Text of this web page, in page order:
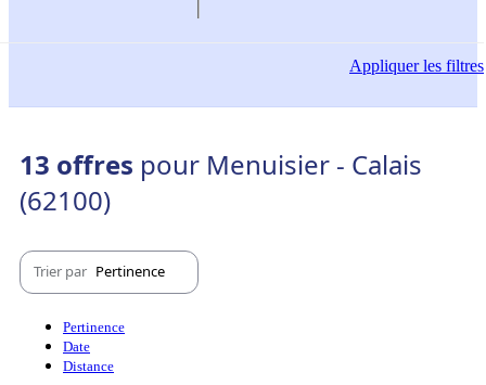
Appliquerles filtres
13 offres pour Menuisier - Calais
(62100)
Trier par Pertinence
Pertinence
Date
Distance